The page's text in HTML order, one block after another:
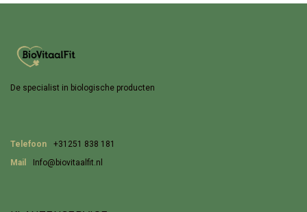
De specialist in biologische producten
Telefoon
+31251 838 181
Mail
Info@biovitaalfit.nl